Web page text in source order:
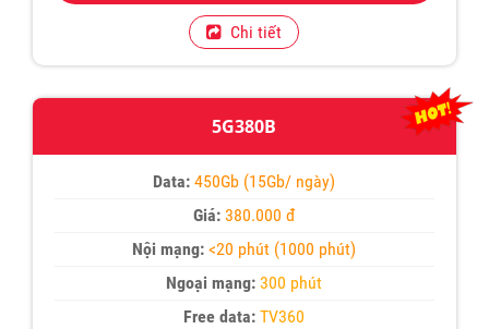
Chi tiết
5G380B
Data: 450Gb (15Gb/ ngày)
Giá:380.000 đ
Nội mạng: <20 phút (1000 phút)
Ngoại mạng: 300 phút
Free data: TV360